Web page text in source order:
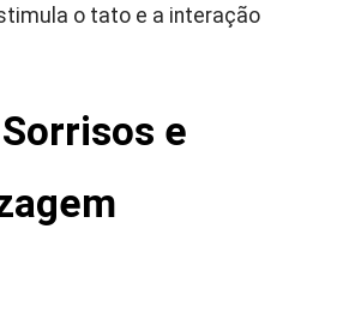
o tato e a interação
e